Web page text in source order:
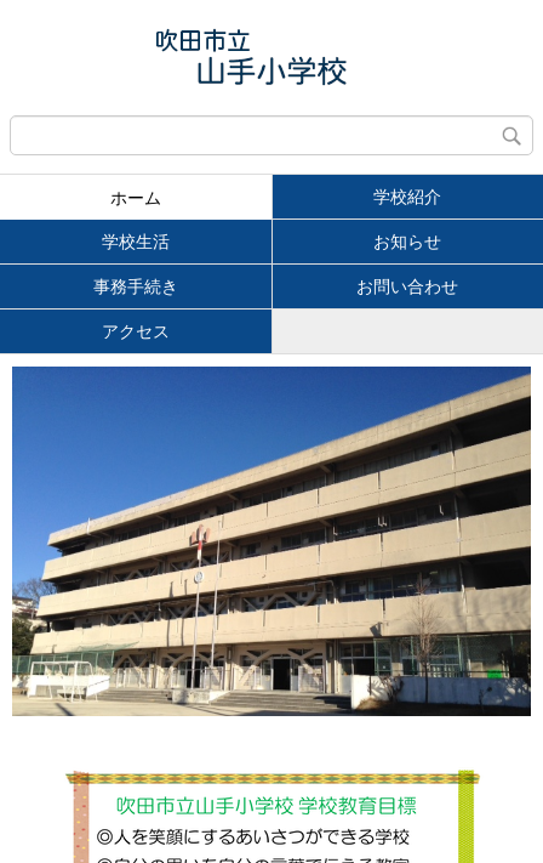
ホーム 学校紹介
学校生活 お知らせ
事務手続き お問い合わせ
アクセス